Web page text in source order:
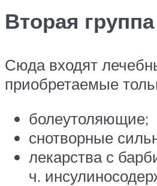
Вторая группа
Сюда входят
приобретаемые
болеутоляющие;
снотворные
лекарства с
ч.